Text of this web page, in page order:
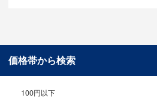
価格帯から検索
100円以下